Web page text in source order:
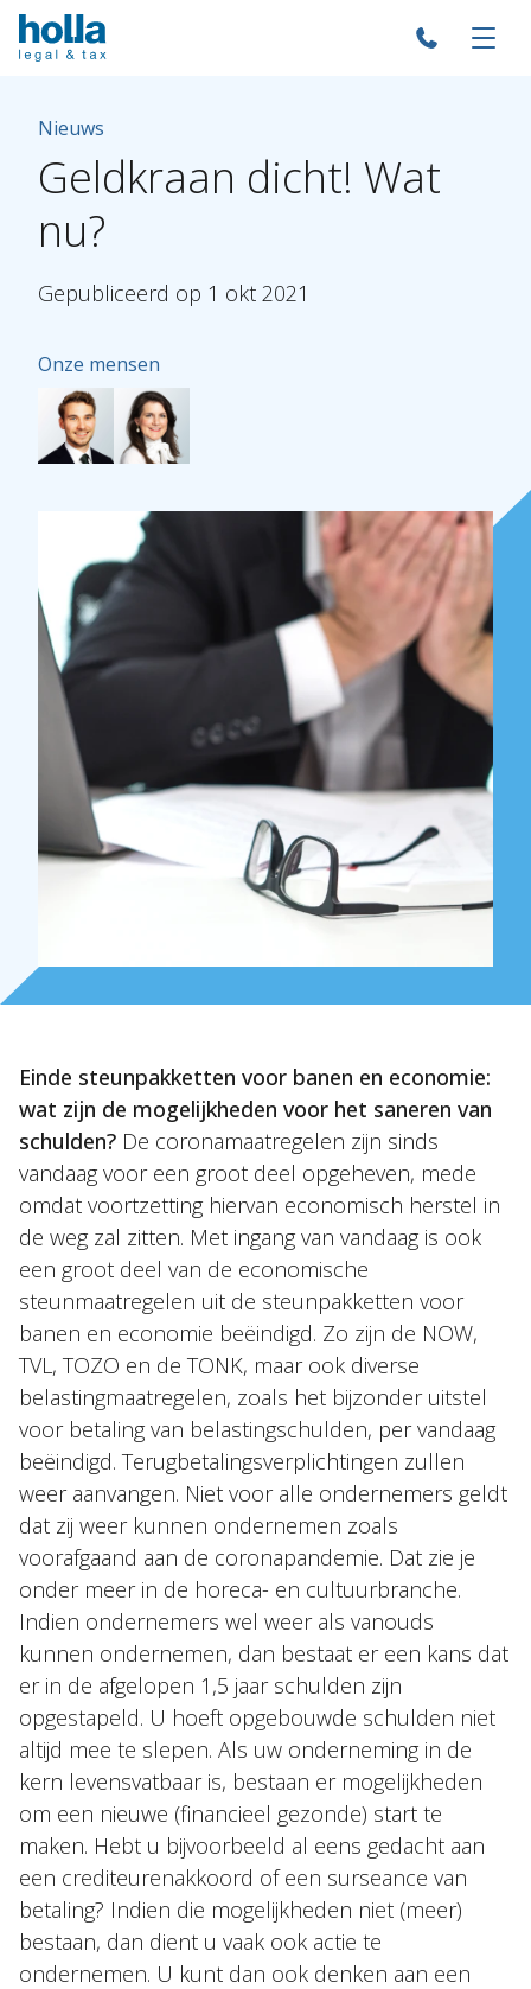
Over Holla
Onze mensen
Expertises
Topics
NL EN DE FR
Nieuws
Geldkraan dicht! Wat
nu?
Gepubliceerd op 1 okt 2021
Onze mensen
Einde steunpakketten voor banen en economie:
wat zijn de mogelijkheden voor het saneren van
schulden? De coronamaatregelen zijn sinds
vandaag voor een groot deel opgeheven, mede
omdat voortzetting hiervan economisch herstel in
de weg zal zitten. Met ingang van vandaag is ook
een groot deel van de economische
steunmaatregelen uit de steunpakketten voor
banen en economie beëindigd. Zo zijn de NOW,
TVL, TOZO en de TONK, maar ook diverse
belastingmaatregelen, zoals het bijzonder uitstel
voor betaling van belastingschulden, per vandaag
beëindigd. Terugbetalingsverplichtingen zullen
weer aanvangen. Niet voor alle ondernemers geldt
dat zij weer kunnen ondernemen zoals
voorafgaand aan de coronapandemie. Dat zie je
onder meer in de horeca- en cultuurbranche.
Indien ondernemers wel weer als vanouds
kunnen ondernemen, dan bestaat er een kans dat
er in de afgelopen 1,5 jaar schulden zijn
opgestapeld. U hoeft opgebouwde schulden niet
altijd mee te slepen. Als uw onderneming in de
kern levensvatbaar is, bestaan er mogelijkheden
om een nieuwe (financieel gezonde) start te
maken. Hebt u bijvoorbeeld al eens gedacht aan
een crediteurenakkoord of een surseance van
betaling? Indien die mogelijkheden niet (meer)
bestaan, dan dient u vaak ook actie te
ondernemen. U kunt dan ook denken aan een